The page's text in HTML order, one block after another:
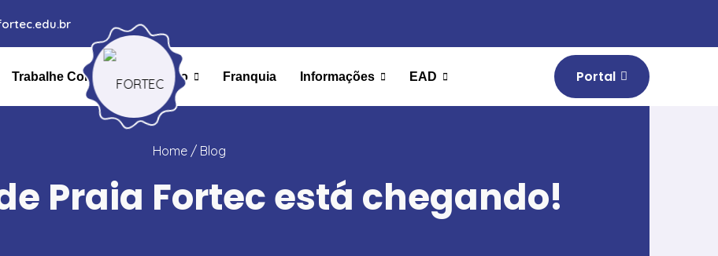
Trabalhe Conosco Ensino Franquia Informações EAD Portal
Home/ Blog
Praia Fortec está chegando!